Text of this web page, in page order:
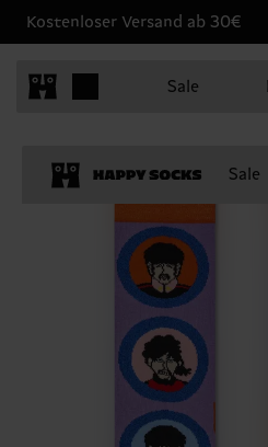
Kostenloser Versand ab 30€
Sale
Sale